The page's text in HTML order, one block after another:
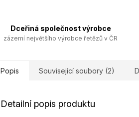
Dceřiná společnost výrobce
zázemí největšího výrobce řetězů v ČR
Popis Související soubory (2)
Detailní popis produktu